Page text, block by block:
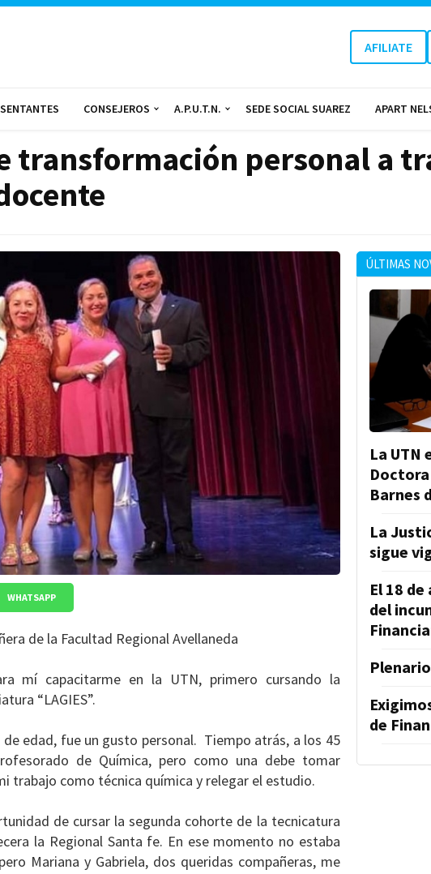
AFILIATE
CONSEJEROS A.P.U.T.N. SEDE SOCIAL SUAREZ APART
transformación personal a
WHATSAPP
de la Facultad Regional Avellaneda
mí capacitarme en la UTN, primero cursando la
“LAGIES”.
de edad, fue un gusto personal. Tiempo atrás, a los 45
de Química, pero como una debe tomar
trabajo como técnica química y relegar el estudio.
de cursar la segunda cohorte de la tecnicatura
la Regional Santa fe. En ese momento no estaba
Mariana y Gabriela, dos queridas compañeras, me
ÚLTIMAS
La
Barnes
La
sigue
El 18
del
de